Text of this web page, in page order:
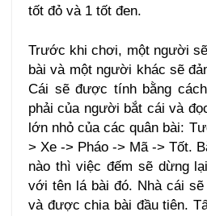
tốt đỏ và 1 tốt đen.
Trước khi chơi, một người
bài và một người khác sẽ
Cái sẽ được tính bằng
phải của người bắt cái và
lớn nhỏ của các quân bài:
> Xe -> Pháo -> Mã -> Tốt.
nào thì việc đếm sẽ dừng
với tên lá bài đó. Nhà cái
và được chia bài đầu tiên.